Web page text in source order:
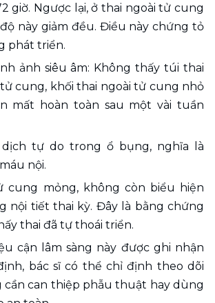
giờ. Ngược lại, ở thai ngoài tử cung
này giảm đều. Điều này chứng tỏ
phát triển.
ảnh siêu âm: Không thấy túi thai
cung, khối thai ngoài tử cung nhỏ
mất hoàn toàn sau một vài tuần
dịch tự do trong ổ bụng, nghĩa là
nội.
cung mỏng, không còn biểu hiện
nội tiết thai kỳ. Đây là bằng chứng
thai đã tự thoái triển.
cận lâm sàng này được ghi nhận
bác sĩ có thể chỉ định theo dõi
cần can thiệp phẫu thuật hay dùng